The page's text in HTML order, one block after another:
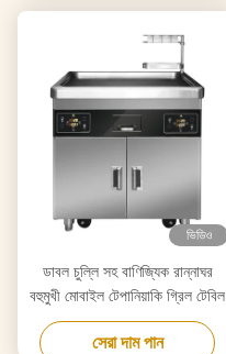
ভিডিও
ডাবল চুল্লি সহ বাণিজ্যিক রান্নাঘর
বহুমুখী মোবাইল টেপানিয়াকি গ্রিল টেবিল
সেরা দাম পান